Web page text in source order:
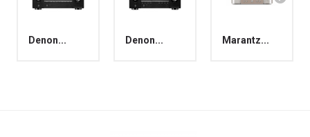
Denon... Denon... Marantz...